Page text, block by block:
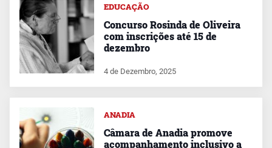
EDUCAÇÃO
Concurso Rosinda de Oliveira
com inscrições até 15 de
dezembro
4 de Dezembro, 2025
ANADIA
Câmara de Anadia promove
acompanhamento inclusivo a